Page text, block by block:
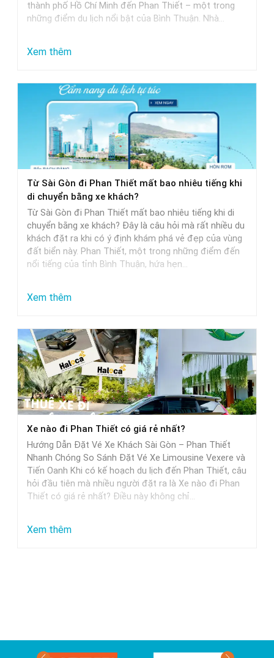
Trễ
Nhất
thành phố Hồ Chí Minh đến Phan Thiết – một trong
những điểm du lịch nổi bật của Bình Thuận. Nhà…
Xem thêm:
Xe
Sài
Gòn
Phan
Thiết
Khởi
Hành
Nhất
Từ Sài Gòn đi Phan Thiết mất bao nhiêu tiếng khi
di chuyển bằng xe khách?
Từ Sài Gòn đi Phan Thiết mất bao nhiêu tiếng khi di
chuyển bằng xe khách? Đây là câu hỏi mà rất nhiều du
khách đặt ra khi có ý định khám phá vẻ đẹp của vùng
đất biển này. Phan Thiết, một trong những điểm đến
nổi tiếng của tỉnh Bình Thuận, hứa hẹn…
Xem thêm:
Sài
Gòn
đi
Phan
Thiết
mất
bao
nhiêu
tiếng
khi
di
Xe nào đi Phan Thiết có giá rẻ nhất?
Hướng Dẫn Đặt Vé Xe Khách Sài Gòn – Phan Thiết
Nhanh Chóng So Sánh Đặt Vé Xe Limousine Vexere và
Tiến Oanh Khi có kế hoạch du lịch đến Phan Thiết, câu
hỏi đầu tiên mà nhiều người đặt ra là Xe nào đi Phan
Thiết có giá rẻ nhất? Điều này không chỉ…
Xem thêm: